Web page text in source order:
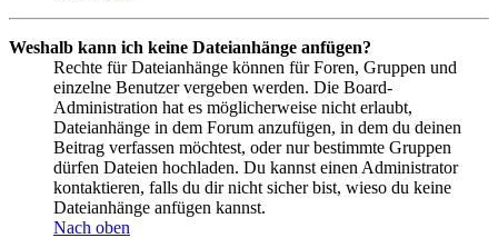
Weshalb kann ich keine Dateianhänge anfügen?
Rechte für Dateianhänge können für Foren, Gruppen und
einzelne Benutzer vergeben werden. Die Board-
Administration hat es möglicherweise nicht erlaubt,
Dateianhänge in dem Forum anzufügen, in dem du deinen
Beitrag verfassen möchtest, oder nur bestimmte Gruppen
dürfen Dateien hochladen. Du kannst einen Administrator
kontaktieren, falls du dir nicht sicher bist, wieso du keine
Dateianhänge anfügen kannst.
Nach oben